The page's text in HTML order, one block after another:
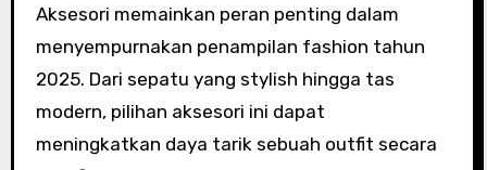
Aksesori memainkan peran penting dalam
menyempurnakan penampilan fashion tahun
2025. Dari sepatu yang stylish hingga tas
modern, pilihan aksesori ini dapat
meningkatkan daya tarik sebuah outfit secara